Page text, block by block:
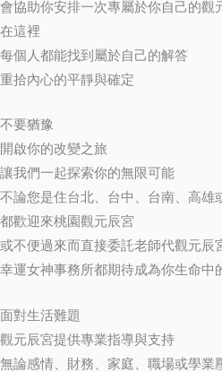
會協助你安排一次專屬於你自己的觀
在這裡
每個人都能找到屬於自己的解答
重拾內心的平靜與確定
不要猶豫
開啟你的改變之旅
讓我們一起探索你的無限可能
不論您是住台北、台中、台南、高雄
都歡迎來桃園觀元辰宮
或不便過來而直接委託老師代觀元辰
幸運女神事務所都期待成為你生命中
面對生活難題
觀元辰宮提供專業指導與支持
無論感情、財務、家庭、職場或學業